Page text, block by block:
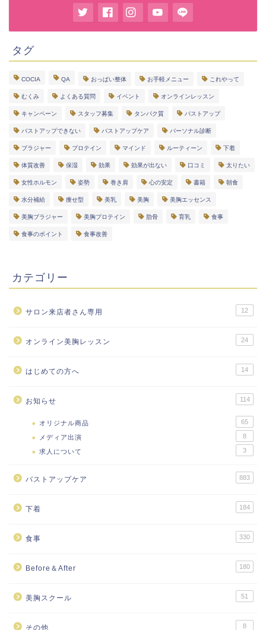
タグ
COCIA QA おっぱい整体 お手軽メニュー これやって
むくみ よくある質問 イベント オンラインレッスン
キャンペーン スタッフ募集 タンパク質 バストアップ
バストアップできない バストアップケア パーソナル診断
ブラジャー プロテイン マインド ルーティーン 下着
体質改善 保湿 効果 効果が出ない 口コミ 太りたい
女性ホルモン 姿勢 巻き肩 心の安定 書籍 朝食
水分補給 痩せ型 美乳 美胸 美胸エッセンス
美胸ブラジャー 美胸プロテイン 肋骨 育乳 食事
食事のポイント 食事改善
カテゴリー
サロン来店者さん専用 12
オンライン美胸レッスン 24
はじめての方へ 14
お知らせ 114
オリジナル商品 65
メディア出演 8
求人について 3
バストアップケア 883
下着 184
食事 330
Before＆After 180
美胸スクール 51
その他 8